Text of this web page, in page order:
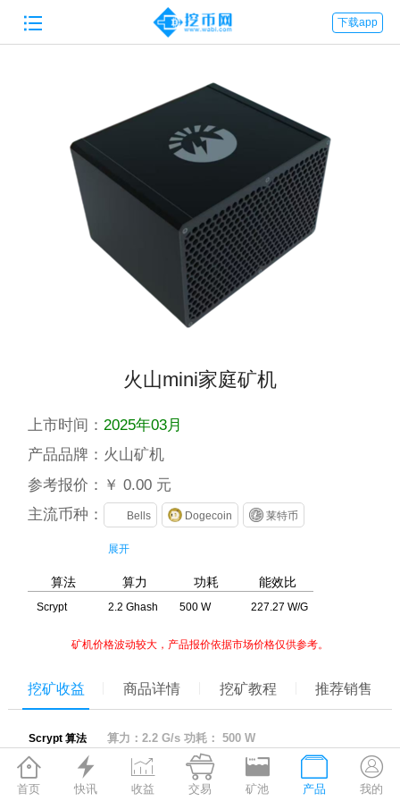
 下载app
火山mini家庭矿机
上市时间： 2025年03月
产品品牌： 火山矿机
参考报价： ￥ 0.00 元
主流币种：
Bells Dogecoin 莱特币
展开
算法 算力 功耗 能效比
Scrypt 2.2 Ghash 500 W 227.27 W/G
矿机价格波动较大，产品报价依据市场价格仅供参考。
挖矿收益 商品详情 挖矿教程 推荐销售
Scrypt 算法 算力：2.2 G/s 功耗： 500 W
日产出

首页

快讯

收益

交易

矿池

产品

我的